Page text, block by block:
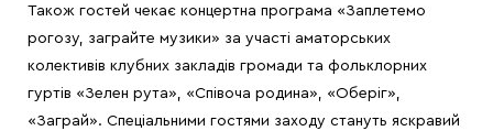
Також гостей чекає концертна програма «Заплетемо
рогозу, заграйте музики» за участі аматорських
колективів клубних закладів громади та фольклорних
гуртів «Зелен рута», «Співоча родина», «Оберіг»,
«Заграй». Спеціальними гостями заходу стануть яскравий